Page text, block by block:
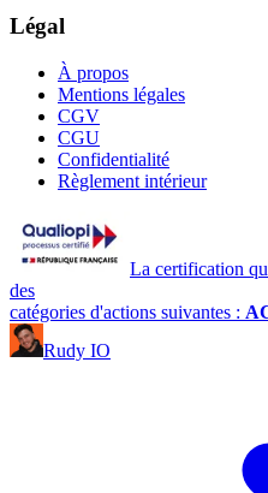
Légal
À propos
Mentions légales
CGV
CGU
Confidentialité
Règlement intérieur
La certification
des
catégories d'actions suivantes :
Rudy IO